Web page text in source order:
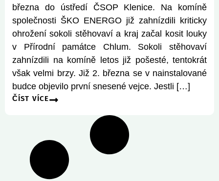
března do ústředí ČSOP Klenice. Na komíně
společnosti ŠKO ENERGO již zahnízdili kriticky
ohrožení sokoli stěhovaví a kraj začal kosit louky
v Přírodní památce Chlum. Sokoli stěhovaví
zahnízdili na komíně letos již pošesté, tentokrát
však velmi brzy. Již 2. března se v nainstalované
budce objevilo první snesené vejce. Jestli […]
ČÍST VÍCE